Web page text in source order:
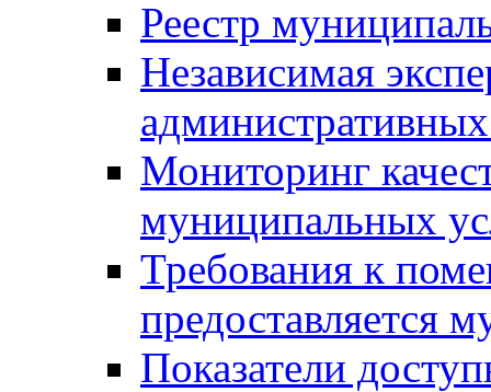
Реестр
Независимая
Мониторинг
муниципальных
Требования к
предоставляется
Показатели